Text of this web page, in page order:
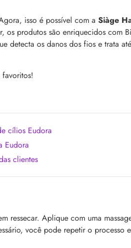
isso é possível com a Siàge
os produtos são enriquecidos com
detecta os danos dos fios e trata
cílios Eudora
Eudora
clientes
ressecar. Aplique com uma
você pode repetir o processo
Queda de cabelo masculina: causas,
e mais
A queda de cabelo masculina é um
comum, e a boa notícia é que é possível
Kérastase Chronologiste: a resposta ao